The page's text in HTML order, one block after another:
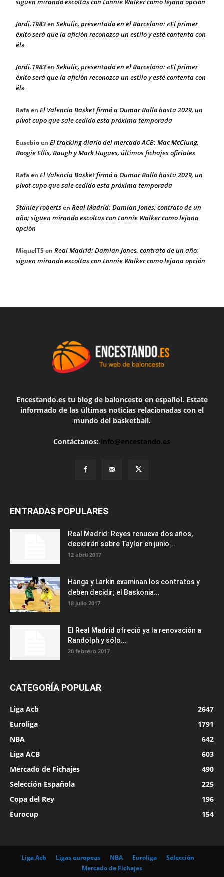
Jordi.1983en Sekulic, presentado en el Barcelona: «El primer
éxito será que la afición reconozca un estilo y esté contenta con
él»
Jordi.1983en Sekulic, presentado en el Barcelona: «El primer
éxito será que la afición reconozca un estilo y esté contenta con
él»
Rafaen El Valencia Basket firmó a Oumar Ballo hasta 2029, un
pívot cupo que sale cedido esta próxima temporada
Eusebioen El tracking diario del mercado ACB: Mac McClung,
Boogie Ellis, Baugh y Mark Hugues, últimos fichajes oficiales
Rafaen El Valencia Basket firmó a Oumar Ballo hasta 2029, un
pívot cupo que sale cedido esta próxima temporada
Stanley robertsen Real Madrid: Damian Jones, contrato de un
año; siguen mirando escoltas con Lonnie Walker como lejana
opción
MiquelTS en Real Madrid: Damian Jones, contrato de un año;
siguen mirando escoltas con Lonnie Walker como lejana opción
Encestando.es tu blog de baloncesto en español. Estate
informado de las últimas noticias relacionadas con el
mundo del basketball.
Contáctanos: info@encestando.es
ENTRADAS POPULARES
Real Madrid: Reyes renueva dos años,
decidirán sobre Taylor en junio...
12 abril 2017
Hanga y Larkin examinan los contratos y
deben decidir; el Baskonia...
18 julio 2017
El Real Madrid ofreció ya la renovación a
Randolph y sólo...
20 febrero 2017
CATEGORÍA POPULAR
Liga Acb
2647
Euroliga
1791
NBA
642
Liga ACB
603
Mercado de Fichajes
490
Selección Española
225
Copa del Rey
196
Eurocup
154
Liga Acb Ligas europeas NBA Euroliga
Selección
Mercado de Fichajes